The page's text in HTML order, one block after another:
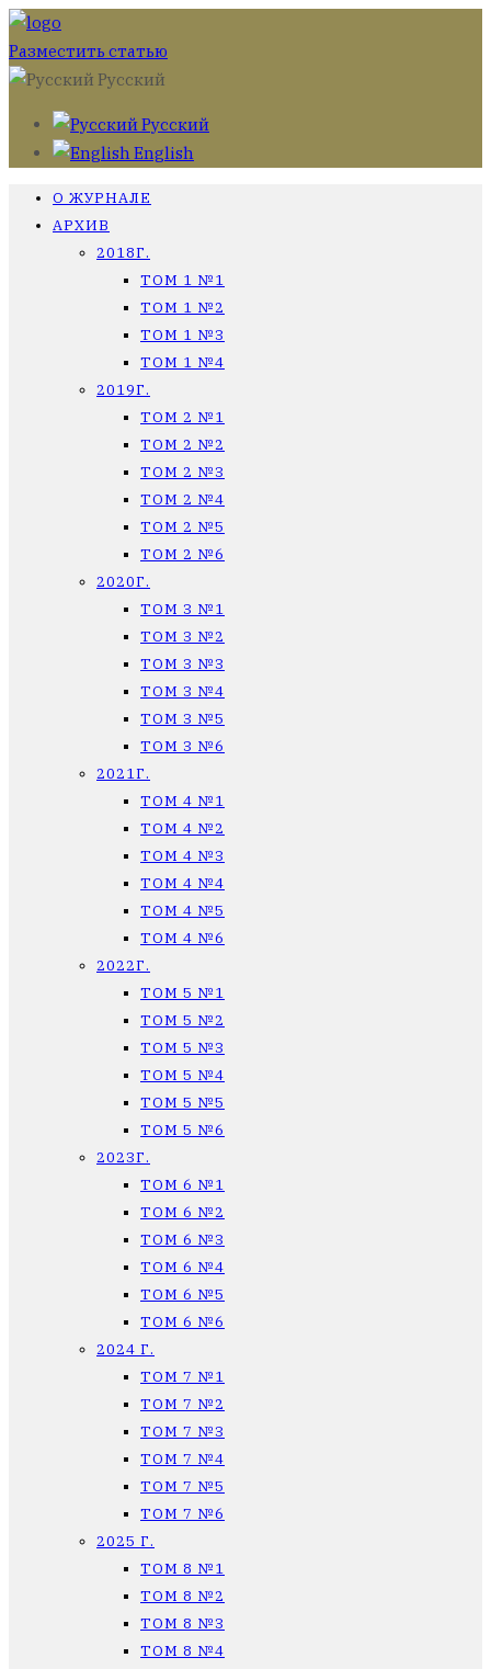
Разместить статью
Русский
Русский
English
О ЖУРНАЛЕ
АРХИВ
2018Г.
ТОМ 1 №1
ТОМ 1 №2
ТОМ 1 №3
ТОМ 1 №4
2019Г.
ТОМ 2 №1
ТОМ 2 №2
ТОМ 2 №3
ТОМ 2 №4
ТОМ 2 №5
ТОМ 2 №6
2020Г.
ТОМ 3 №1
ТОМ 3 №2
ТОМ 3 №3
ТОМ 3 №4
ТОМ 3 №5
ТОМ 3 №6
2021Г.
ТОМ 4 №1
ТОМ 4 №2
ТОМ 4 №3
ТОМ 4 №4
ТОМ 4 №5
ТОМ 4 №6
2022Г.
ТОМ 5 №1
ТОМ 5 №2
ТОМ 5 №3
ТОМ 5 №4
ТОМ 5 №5
ТОМ 5 №6
2023Г.
ТОМ 6 №1
ТОМ 6 №2
ТОМ 6 №3
ТОМ 6 №4
ТОМ 6 №5
ТОМ 6 №6
2024 Г.
ТОМ 7 №1
ТОМ 7 №2
ТОМ 7 №3
ТОМ 7 №4
ТОМ 7 №5
ТОМ 7 №6
2025 Г.
ТОМ 8 №1
ТОМ 8 №2
ТОМ 8 №3
ТОМ 8 №4